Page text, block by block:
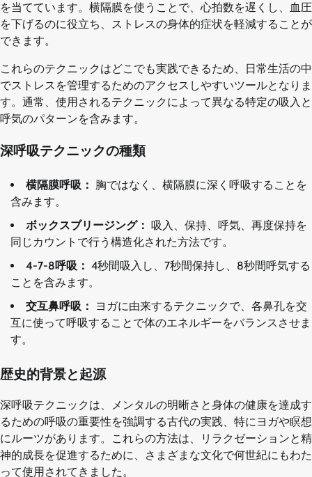
を当てています。横隔膜を使うことで、心拍数を遅くし、血圧
を下げるのに役立ち、ストレスの身体的症状を軽減することが
できます。
これらのテクニックはどこでも実践できるため、日常生活の中
でストレスを管理するためのアクセスしやすいツールとなりま
す。通常、使用されるテクニックによって異なる特定の吸入と
呼気のパターンを含みます。
深呼吸テクニックの種類
横隔膜呼吸： 胸ではなく、横隔膜に深く呼吸することを
含みます。
ボックスブリージング： 吸入、保持、呼気、再度保持を
同じカウントで行う構造化された方法です。
4-7-8呼吸： 4秒間吸入し、7秒間保持し、8秒間呼気する
ことを含みます。
交互鼻呼吸：
ヨガに由来するテクニックで、各鼻孔を交
互に使って呼吸することで体のエネルギーをバランスさせま
す。
歴史的背景と起源
深呼吸テクニックは、メンタルの明晰さと身体の健康を達成す
るための呼吸の重要性を強調する古代の実践、特にヨガや瞑想
にルーツがあります。これらの方法は、リラクゼーションと精
神的成長を促進するために、さまざまな文化で何世紀にもわた
って使用されてきました。